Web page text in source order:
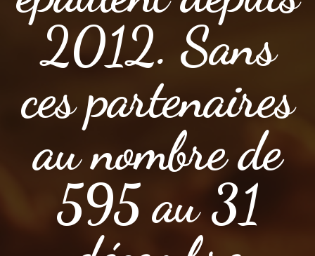
2012. Sans
ces partenaires
au nombre de
595 au 31